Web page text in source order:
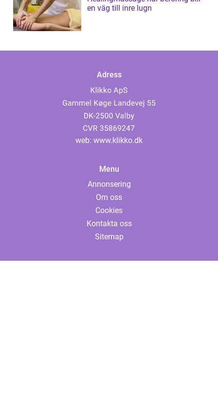
en väg till inre lugn
Adress
web: www.klikko.dk
Menu
Annonsering
Om oss
Cookies
Kontakta oss
Sitemap